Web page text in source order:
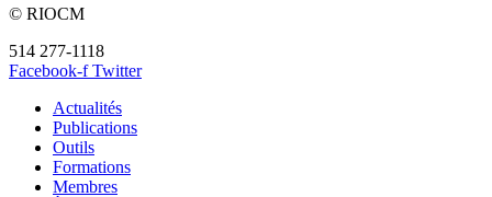
© RIOCM
514 277-1118
Facebook-f Twitter
Actualités
Publications
Outils
Formations
Membres